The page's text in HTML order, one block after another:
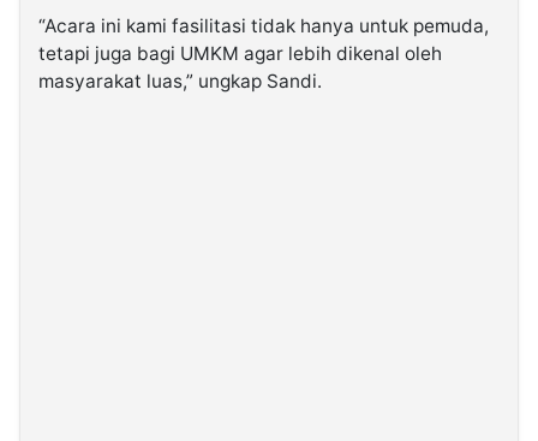
“Acara ini kami fasilitasi tidak hanya untuk pemuda,
tetapi juga bagi UMKM agar lebih dikenal oleh
masyarakat luas,” ungkap Sandi.